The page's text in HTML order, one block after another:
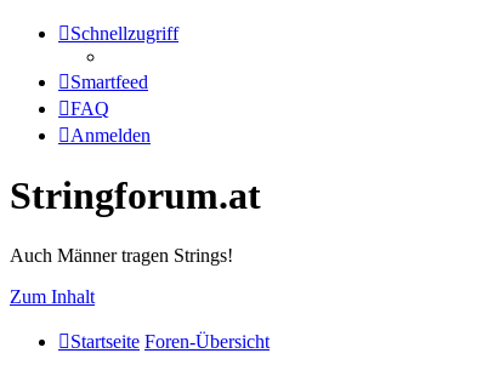
Schnellzugriff
Smartfeed
FAQ
Anmelden
Stringforum.at
Auch Männer tragen Strings!
Zum Inhalt
Startseite Foren-Übersicht